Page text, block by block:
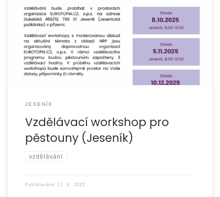
JESENÍK
Vzdělávací workshop pro
pěstouny (Jeseník)
vzdělávání
Publikováno 17. 9. 2025